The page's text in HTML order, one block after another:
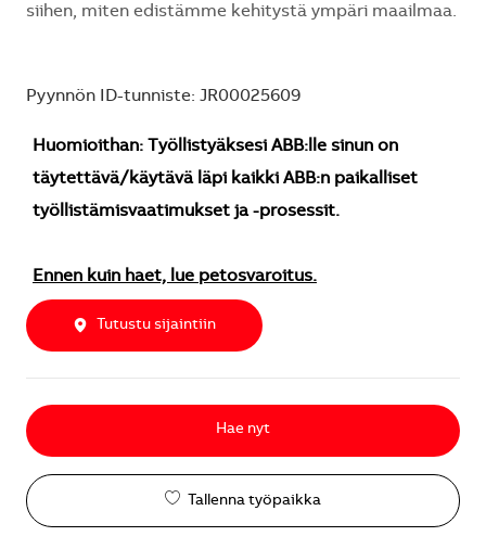
siihen, miten edistämme kehitystä ympäri maailmaa.
Pyynnön ID-tunniste: JR00025609
Huomioithan: Työllistyäksesi ABB:lle sinun on
täytettävä/käytävä läpi kaikki ABB:n paikalliset
työllistämisvaatimukset ja -prosessit.
Ennen kuin haet, lue petosvaroitus.
Tutustu sijaintiin
Hae nyt
Tallenna työpaikka